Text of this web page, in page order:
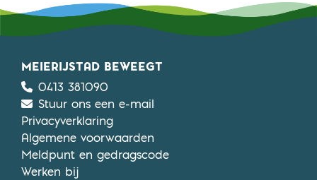
MEIERIJSTAD BEWEEGT
0413 381090
Stuur ons een e-mail
Privacyverklaring
Algemene voorwaarden
Meldpunt en gedragscode
Werken bij